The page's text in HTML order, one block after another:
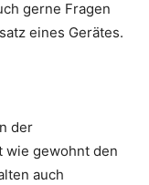
gerne Fragen
eines Gerätes.
der
wie gewohnt den
auch